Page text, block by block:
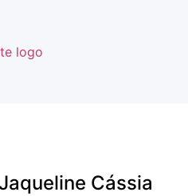
Cássia